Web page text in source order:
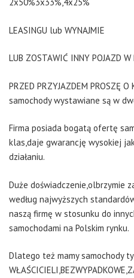
LEASINGU lub WYNAJMIE
LUB ZOSTAWIĆ INNY POJAZD W
PRZED PRZYJAZDEM PROSZĘ
samochody wystawiane są w
Firma posiada bogatą ofertę
klas,daje gwarancję wysokiej
działaniu.
Duże doświadczenie,olbrzymie
według najwyższych
naszą firmę w stosunku do
samochodami na Polskim rynku.
Dlatego też mamy samochody